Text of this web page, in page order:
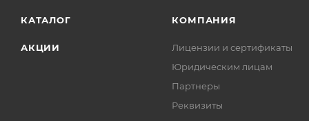
КАТАЛОГ
АКЦИИ
КОМПАНИЯ
Лицензии и сертификаты
Юридическим лицам
Партнеры
Реквизиты